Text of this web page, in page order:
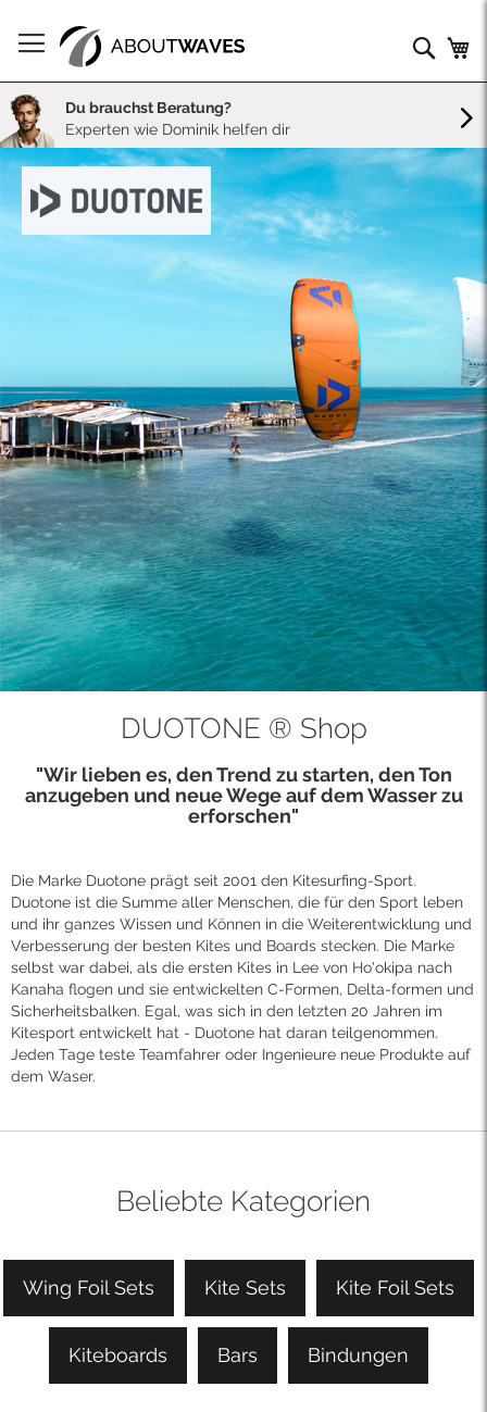
zum
Inhalt
Du brauchst Beratung?
Experten wie Dominik helfen dir
DUOTONE ® Shop
"Wir lieben es, den Trend zu starten, den Ton
anzugeben und neue Wege auf dem Wasser zu
erforschen"
Die Marke Duotone prägt seit 2001 den Kitesurfing-Sport.
Duotone ist die Summe aller Menschen, die für den Sport leben
und ihr ganzes Wissen und Können in die Weiterentwicklung und
Verbesserung der besten Kites und Boards stecken. Die Marke
selbst war dabei, als die ersten Kites in Lee von Ho'okipa nach
Kanaha flogen und sie entwickelten C-Formen, Delta-formen und
Sicherheitsbalken. Egal, was sich in den letzten 20 Jahren im
Kitesport entwickelt hat - Duotone hat daran teilgenommen.
Jeden Tage teste Teamfahrer oder Ingenieure neue Produkte auf
dem Waser.
Beliebte Kategorien
Wing Foil Sets Kite Sets Kite Foil Sets
Kiteboards Bars Bindungen